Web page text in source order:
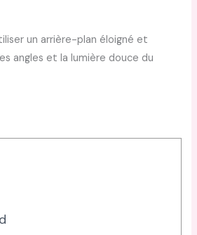
un arrière-plan éloigné et
angles et la lumière douce du